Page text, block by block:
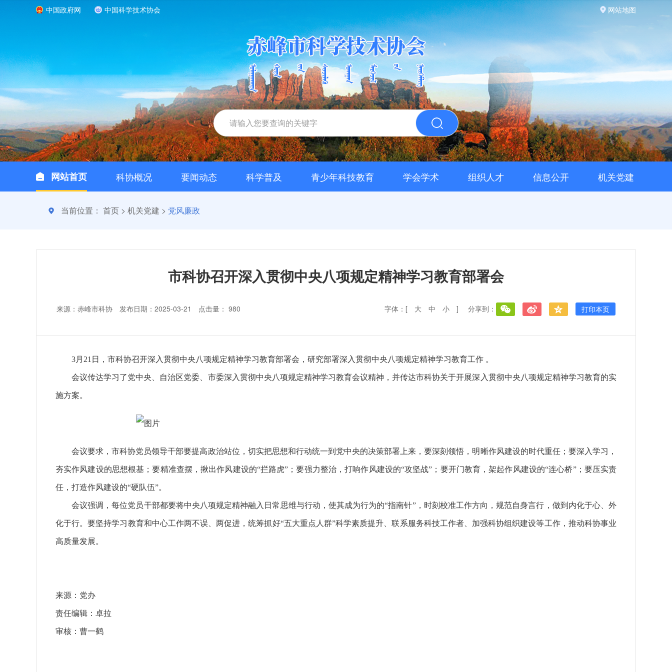
中国政府网 中国科学技术协会 网站地图
网站首页 科协概况 要闻动态 科学普及 青少年科技教育 学会学术 组织人才 信息公开 机关党建
当前位置： 首页 > 机关党建 > 党风廉政
市科协召开深入贯彻中央八项规定精神学习教育部署会
来源：赤峰市科协 发布日期：2025-03-21 点击量： 980 字体：[ 大 中 小 ] 分享到： 打印本页
3月21日，市科协召开深入贯彻中央八项规定精神学习教育部署会，研究部署深入贯彻中央八项规定精神学习教育工作 。
会议传达学习了党中央、自治区党委、市委深入贯彻中央八项规定精神学习教育会议精神，并传达市科协关于开展深入贯彻中央八项规定精神学习教育的实
施方案。
会议要求，市科协党员领导干部要提高政治站位，切实把思想和行动统一到党中央的决策部署上来，要深刻领悟，明晰作风建设的时代重任；要深入学习，
夯实作风建设的思想根基；要精准查摆，揪出作风建设的“拦路虎”；要强力整治，打响作风建设的“攻坚战”；要开门教育，架起作风建设的“连心桥”；要压实责
任，打造作风建设的“硬队伍”。
会议强调，每位党员干部都要将中央八项规定精神融入日常思维与行动，使其成为行为的“指南针”，时刻校准工作方向，规范自身言行，做到内化于心、外
化于行。要坚持学习教育和中心工作两不误、两促进，统筹抓好“五大重点人群”科学素质提升、联系服务科技工作者、加强科协组织建设等工作，推动科协事业
高质量发展。
来源：党办
责任编辑：卓拉
审核：曹一鹤